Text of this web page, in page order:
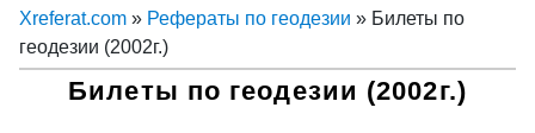
Xreferat.com » Рефераты по геодезии » Билеты по
геодезии (2002г.)
Билеты по геодезии (2002г.)